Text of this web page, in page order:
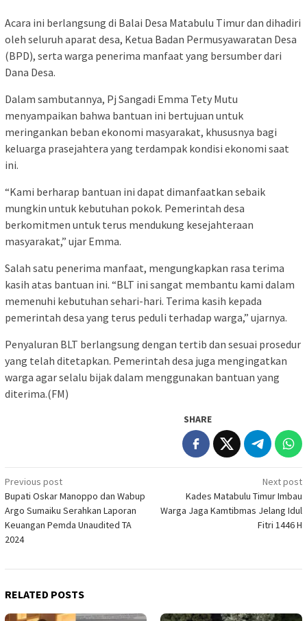
Acara ini berlangsung di Balai Desa Matabulu Timur dan dihadiri
oleh seluruh aparat desa, Ketua Badan Permusyawaratan Desa
(BPD), serta warga penerima manfaat yang bersumber dari
Dana Desa.
Dalam sambutannya, Pj Sangadi Emma Tety Mutu
menyampaikan bahwa bantuan ini bertujuan untuk
meringankan beban ekonomi masyarakat, khususnya bagi
keluarga prasejahtera yang terdampak kondisi ekonomi saat
ini.
“Kami berharap bantuan ini dapat dimanfaatkan sebaik
mungkin untuk kebutuhan pokok. Pemerintah desa
berkomitmen untuk terus mendukung kesejahteraan
masyarakat,” ujar Emma.
Salah satu penerima manfaat, mengungkapkan rasa terima
kasih atas bantuan ini. “BLT ini sangat membantu kami dalam
memenuhi kebutuhan sehari-hari. Terima kasih kepada
pemerintah desa yang terus peduli terhadap warga,” ujarnya.
Penyaluran BLT berlangsung dengan tertib dan sesuai prosedur
yang telah ditetapkan. Pemerintah desa juga mengingatkan
warga agar selalu bijak dalam menggunakan bantuan yang
diterima.(FM)
SHARE
Post
navigation
Previous post
Bupati Oskar Manoppo dan Wabup
Argo Sumaiku Serahkan Laporan
Keuangan Pemda Unaudited TA
2024
Next post
Kades Matabulu Timur Imbau
Warga Jaga Kamtibmas Jelang Idul
Fitri 1446 H
RELATED POSTS